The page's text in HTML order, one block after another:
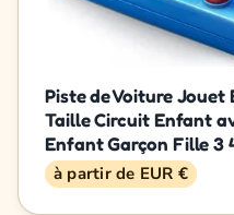
Piste de Voiture
Taille Circuit Enfant
Enfant Garçon Fille 3
à partir de EUR €